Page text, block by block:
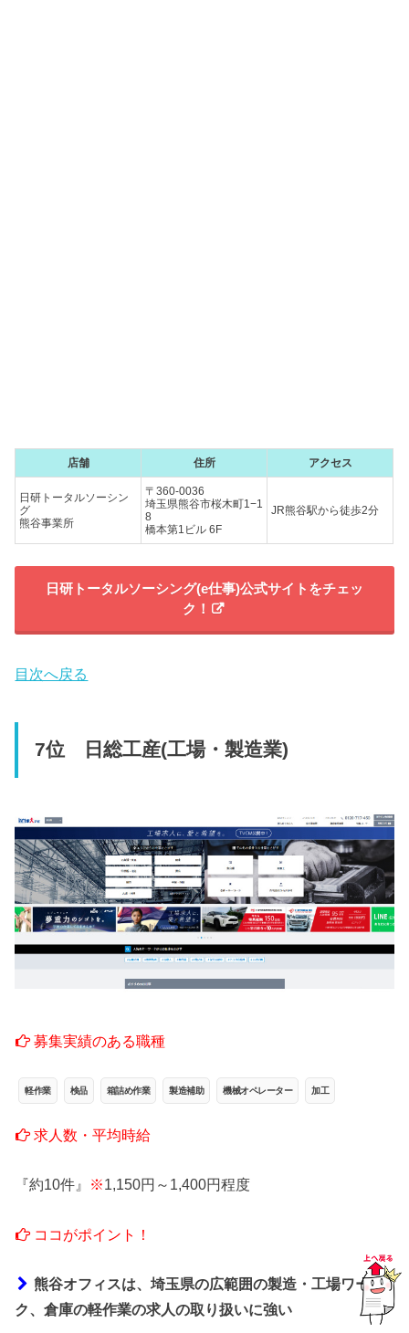
店舗 住所 アクセス
日研トータルソーシン
グ
熊谷事業所
〒360-0036
埼玉県熊谷市桜木町1−1
8
橋本第1ビル 6F
JR熊谷駅から徒歩2分
日研トータルソーシング(e仕事)公式サイトをチェッ
ク！
目次へ戻る
7位 日総工産(工場・製造業)
募集実績のある職種
軽作業 検品 箱詰め作業 製造補助 機械オペレーター 加工
求人数・平均時給
『約10件』 ※1,150円～1,400円程度
ココがポイント！
熊谷オフィスは、埼玉県の広範囲の製造・工場ワー
ク、倉庫の軽作業の求人の取り扱いに強い